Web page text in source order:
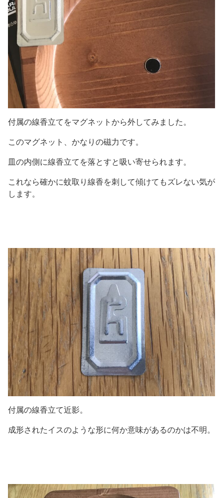
付属の線香立てをマグネットから外してみました。
このマグネット、かなりの磁力です。
皿の内側に線香立てを落とすと吸い寄せられます。
これなら確かに蚊取り線香を刺して傾けてもズレない気が
します。
付属の線香立て近影。
成形されたイスのような形に何か意味があるのかは不明。